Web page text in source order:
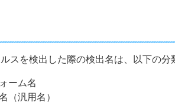
スを検出した際の検出名は、以下の
ーム名
（汎用名）